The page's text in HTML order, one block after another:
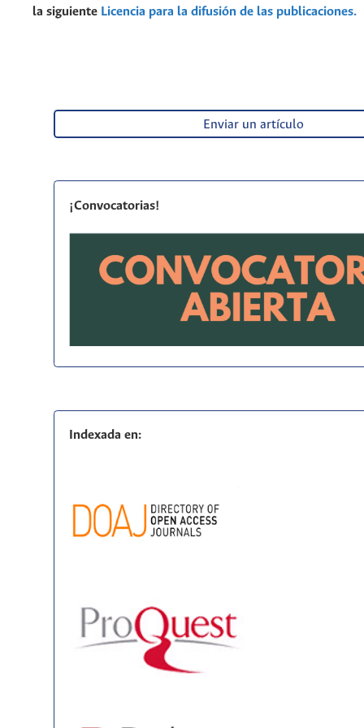
la siguiente Licencia para la difusión de las publicaciones.
Enviar un artículo
¡Convocatorias!
Indexada en: